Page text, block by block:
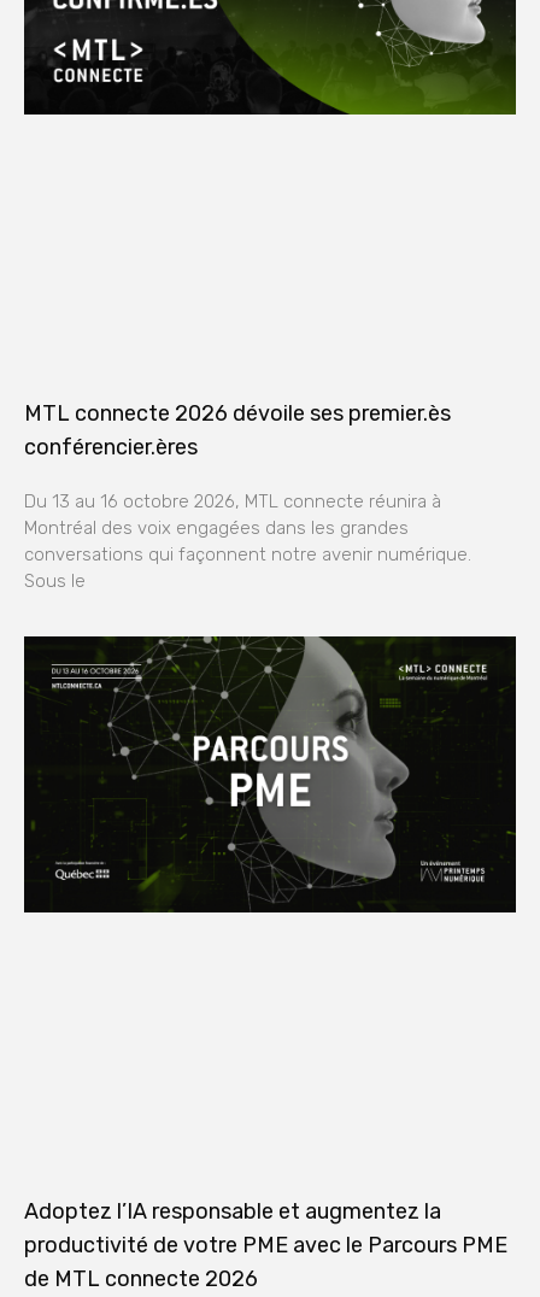
MTL connecte 2026 dévoile ses premier.ès
conférencier.ères
Du 13 au 16 octobre 2026, MTL connecte réunira à
Montréal des voix engagées dans les grandes
conversations qui façonnent notre avenir numérique.
Sous le
Adoptez l’IA responsable et augmentez la
productivité de votre PME avec le Parcours PME
de MTL connecte 2026